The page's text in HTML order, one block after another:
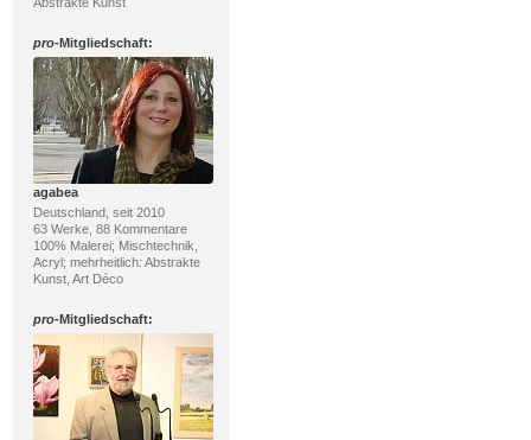
pro-Mitgliedschaft:
agabea
Deutschland, seit 2010
63 Werke, 88 Kommentare
100% Malerei; Mischtechnik,
Acryl; mehrheitlich: Abstrakte
Kunst, Art Déco
pro-Mitgliedschaft: